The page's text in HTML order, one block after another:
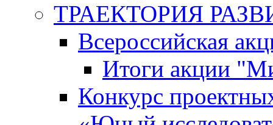
ТРАЕКТОРИЯ
Всероссийская
Итоги акции
Конкурс